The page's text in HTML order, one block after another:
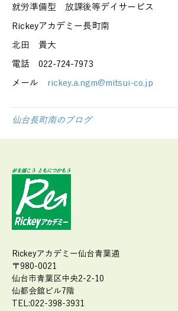
就労準備型 放課後等デイサービス
Rickeyアカデミー長町南
北田 貴大
電話 022-724-7973
メール rickey.a.ngm@mitsui-co.jp
仙台長町南のブログ
Rickeyアカデミー仙台青葉通
〒980-0021
仙台市青葉区中央2-2-10
仙都会舘ビル7階
TEL:022-398-3931